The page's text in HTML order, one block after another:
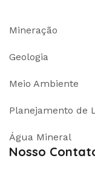
Mineração
Geologia
Meio Ambiente
Planejamento de
Água Mineral
Nosso